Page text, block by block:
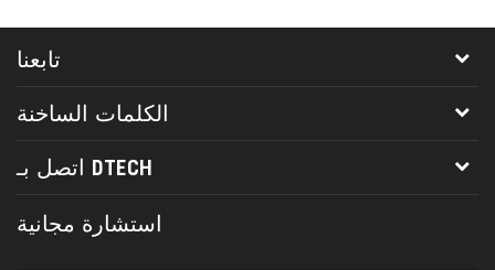
تابعنا
الكلمات الساخنة
اتصل بـ DTECH
استشارة مجانية